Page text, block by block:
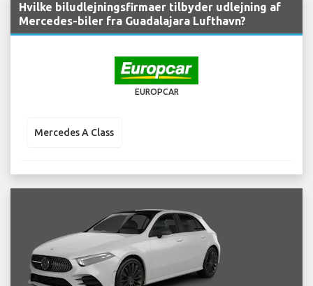
Hvilke biludlejningsfirmaer tilbyder udlejning af
Mercedes-biler fra Guadalajara Lufthavn?
EUROPCAR
Mercedes A Class